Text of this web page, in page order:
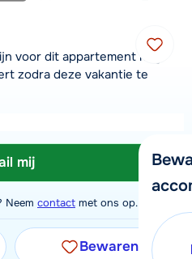
voor dit appartement nog
zodra deze vakantie te
mij
Neem contact met ons op.
Bewaren